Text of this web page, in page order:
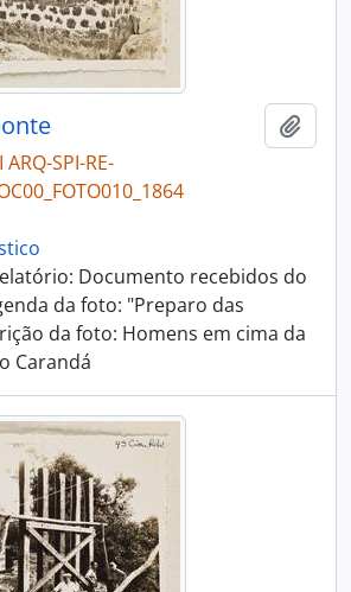
ARQ-SPI-RE-
Documento recebidos do
da foto: "Preparo das
da foto: Homens em cima da
Carandá